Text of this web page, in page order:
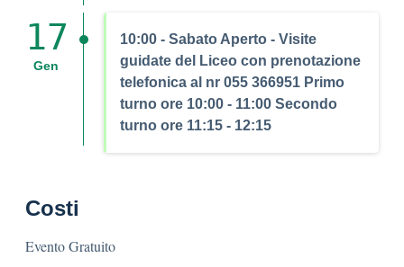
17
Gen
10:00 - Sabato Aperto - Visite
guidate del Liceo con prenotazione
telefonica al nr 055 366951 Primo
turno ore 10:00 - 11:00 Secondo
turno ore 11:15 - 12:15
Costi
Evento Gratuito